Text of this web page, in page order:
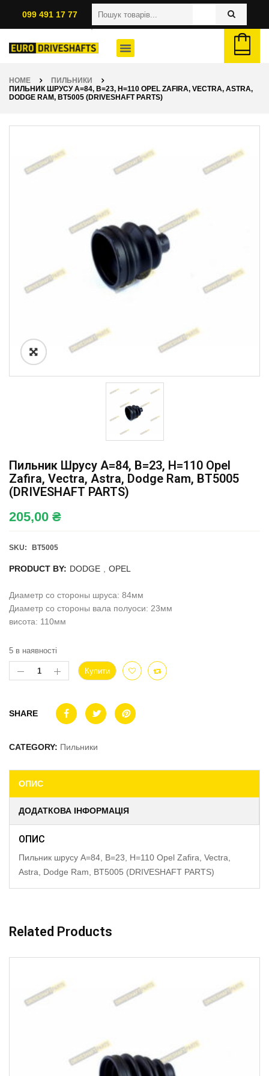
099 491 17 77
HOME
ПИЛЬНИКИ
ПИЛЬНИК ШРУСУ A=84, B=23, H=110 OPEL ZAFIRA, VECTRA, ASTRA,
DODGE RAM, BT5005 (DRIVESHAFT PARTS)
Пильник Шрусу A=84, B=23, H=110 Opel
Zafira, Vectra, Astra, Dodge Ram, BT5005
(DRIVESHAFT PARTS)
205,00 ₴
SKU: BT5005
PRODUCT BY: DODGE OPEL
Диаметр со стороны шруса: 84мм
Диаметр со стороны вала полуоси: 23мм
висота: 110мм
5 в наявності
Купити
SHARE
CATEGORY: Пильники
ОПИС
ДОДАТКОВА ІНФОРМАЦІЯ
ОПИС
Пильник шрусу A=84, B=23, H=110 Opel Zafira, Vectra,
Astra, Dodge Ram, BT5005 (DRIVESHAFT PARTS)
Related Products